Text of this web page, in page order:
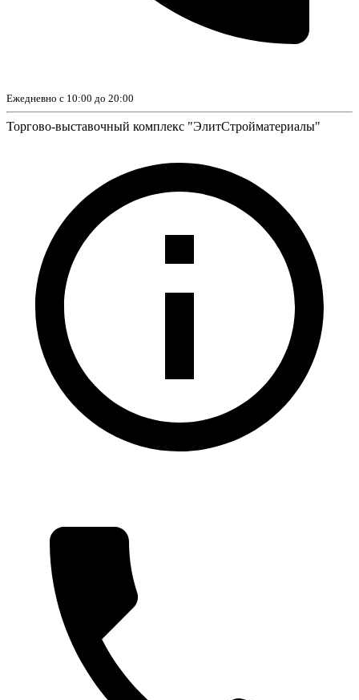
Ежедневно с 10:00 до 20:00
Торгово-выставочный комплекс "ЭлитСтройматериалы"